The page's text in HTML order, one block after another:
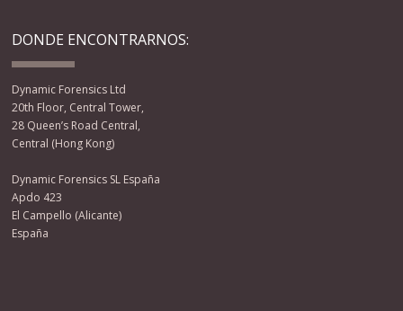
DONDE ENCONTRARNOS:
Dynamic Forensics Ltd
20th Floor, Central Tower,
28 Queen’s Road Central,
Central (Hong Kong)
Dynamic Forensics SL España
Apdo 423
El Campello (Alicante)
España